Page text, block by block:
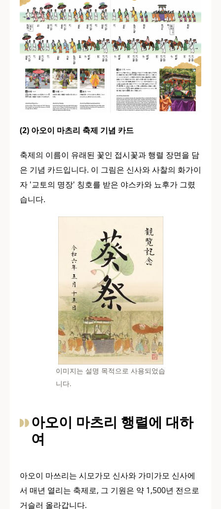
(2) 아오이 마츠리 축제 기념 카드
축제의 이름이 유래된 꽃인 접시꽃과 행렬 장면을 담
은 기념 카드입니다. 이 그림은 신사와 사찰의 화가이
자 '교토의 명장' 칭호를 받은 야스카와 뇨후가 그렸
습니다.
이미지는 설명 목적으로 사용되었습
니다.
아오이 마츠리 행렬에 대하
여
아오이 마쓰리는 시모가모 신사와 가미가모 신사에
서 매년 열리는 축제로, 그 기원은 약 1,500년 전으로
거슬러 올라갑니다.